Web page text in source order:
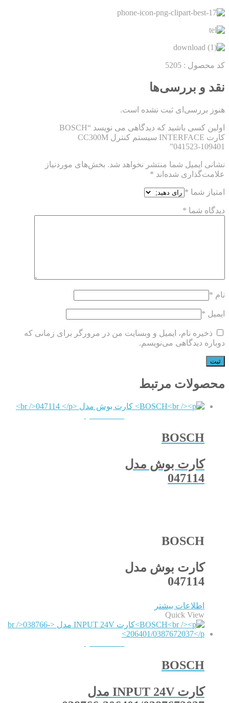
کد محصول : 5205
نقد و بررسی‌ها
هنوز بررسی‌ای ثبت نشده است.
اولین کسی باشید که دیدگاهی می نویسد “BOSCH
کارت INTERFACE سیستم کنترل CC300M
041523-109401”
نشانی ایمیل شما منتشر نخواهد شد. بخش‌های موردنیاز
علامت‌گذاری شده‌اند *
امتیاز شما *
دیدگاه شما *
نام *
ایمیل *
ذخیره نام، ایمیل و وبسایت من در مرورگر برای زمانی که
دوباره دیدگاهی می‌نویسم.
محصولات مرتبط
BOSCH
کارت بوش مدل
047114
BOSCH
کارت بوش مدل
047114
اطلاعات بیشتر
Quick View
BOSCH
کارت INPUT 24V مدل